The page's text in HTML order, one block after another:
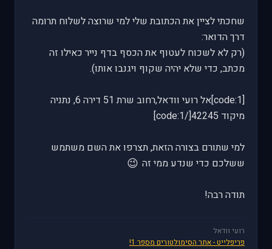
שחכתי לציין את הכתובת שלי למי שרוצה לשלוח תרומה
דרך הדואר:
(רק לא לשכוח לעטוף את הכסף בדף נייר כאילו זה
מכתב, כדי שלא יהיה שקוף ויגנבו אותו).
[code:1]אל רועי וודאל,רחוב שרת 51 דירה 6, נתניה
מיקוד 42245[/code:1]
למי שתורם בצורה הזאת, תצרפו את השם משתמש
ששלכם כדי שנדע ממי זה 😉
תודה רבה!
רועי וודאל
פריפלייט - אתר הסימולטורים מספר 1!